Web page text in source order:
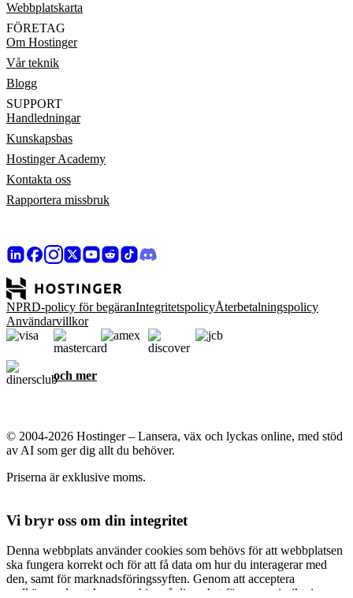
Webbplatskarta
FÖRETAG
Om Hostinger
Vår teknik
Blogg
SUPPORT
Handledningar
Kunskapsbas
Hostinger Academy
Kontakta oss
Rapportera missbruk
NPRD-policy för begäranIntegritetspolicyÅterbetalningspolicy
Användarvillkor
och mer
© 2004-2026 Hostinger – Lansera, väx och lyckas online, med stöd
av AI som ger dig allt du behöver.
Priserna är exklusive moms.
Vi bryr oss om din integritet
Denna webbplats använder cookies som behövs för att webbplatsen
ska fungera korrekt och för att få data om hur du interagerar med
den, samt för marknadsföringssyften. Genom att acceptera
godkänner du att lagra cookies på din enhet för annonsinriktning,